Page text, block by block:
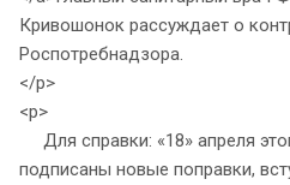
Кривошонок рассуждает о
Роспотребнадзора.
</p>
<p>
Для справки: «18» апреля
подписаны новые поправки,